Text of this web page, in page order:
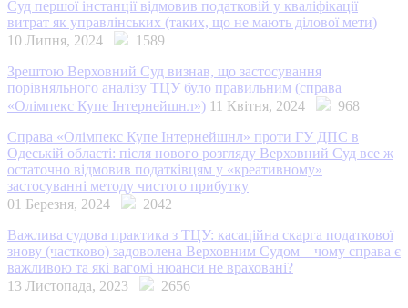
Суд першої інстанції відмовив податковій у кваліфікації
витрат як управлінських (таких, що не мають ділової мети)
10 Липня, 2024
1589
Зрештою Верховний Суд визнав, що застосування
порівняльного аналізу ТЦУ було правильним (справа
«Олімпекс Купе Інтернейшнл») 11 Квітня, 2024
968
Справа «Олімпекс Купе Інтернейшнл» проти ГУ ДПС в
Одеській області: після нового розгляду Верховний Суд все ж
остаточно відмовив податківцям у «креативному»
застосуванні методу чистого прибутку
01 Березня, 2024
2042
Важлива судова практика з ТЦУ: касаційна скарга податкової
знову (частково) задоволена Верховним Судом – чому справа є
важливою та які вагомі нюанси не враховані?
13 Листопада, 2023
2656